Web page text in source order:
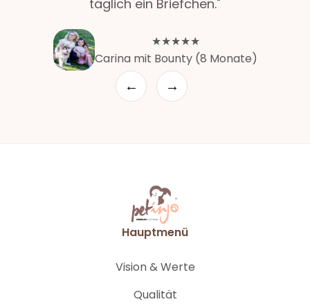
täglich ein Briefchen."
★★★★★
Carina mit Bounty (8 Monate)
← →
Hauptmenü
Vision & Werte
Qualität